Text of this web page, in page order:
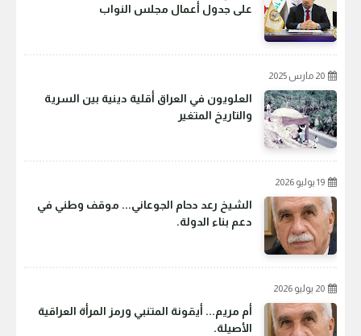
على جدول أعمال مجلس النواب
20 مارس 2025
العلويون في العراق أقلية دينية بين السرية
والتاريخ المتغير
19 يوليو 2026
الشيخ رعد دحام الجوعاني... موقف وطني في
دعم بناء الدولة.
20 يوليو 2026
أم مريم... أيقونة المتنبي ورمز المرأة العراقية
الأصيلة.